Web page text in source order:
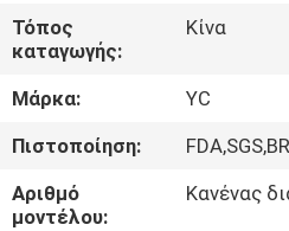
ΓΎΡΟΣ
ΕΡΓΟΣΤΑΣΊΩΝ
ΠΟΙΟΤΙΚΌΣ
ΈΛΕΓΧΟΣ
Τόπος
καταγωγής:
Κίνα
Μάρκα:
YC
Πιστοποίηση:
Αριθμό
μοντέλου:
Κανένας